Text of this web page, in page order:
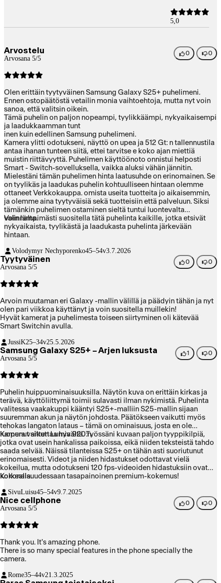
5,0
Arvostelu
Arvosana 5/5
0 0
Olen erittäin tyytyväinen Samsung Galaxy S25+ puhelimeni.
Ennen ostopäätöstä vetailin monia vaihtoehtoja, mutta nyt voin
sanoa, että valitsin oikein.
Tämä puhelin on paljon nopeampi, tyylikkäämpi, nykyaikaisempi
ja laadukkaamman tunt
inen kuin edellinen Samsung puhelimeni.
Kamera ylitti odotukseni, näyttö on upea ja 512 Gt: n tallennustila
antaa ihanan tunteen siitä, ettei tarvitse e koko ajan miettiä
muistin riittävyyttä. Puhelimen käyttöönoto onnistui helposti
Smart - Switch-sovelluksella, vaikka aluksi vähän jännitin.
Mielestäni tämän puhelimen hinta laatusuhde on erinomainen. Se
on tyylikäs ja laadukas puhelin kohtuulliseen hintaan olemme
ottaneet Verkkokauppa. omista useita tuotteita jo aikaisemmin,
ja olemme aina tyytyväisiä sekä tuotteisiin että palveluun. Siksi
tämänkin puhelimen ostaminen sieltä tuntui luontevalta
valinnalta.
Voin lämpimästi suositella tätä puhelinta kaikille, jotka etsivät
nykyaikaista, tyylikästä ja laadukasta puhelinta järkevään
hintaan.
Volodymyr Nechyporenko45–54v3.7.2026
Tyytyväinen
Arvosana 5/5
0 0
Arvoin muutaman eri Galaxy -mallin välillä ja päädyin tähän ja nyt
olen pari viikkoa käyttänyt ja voin suositella muillekin!
Hyvät kamerat ja puhelimesta toiseen siirtyminen oli kätevää
Smart Switchin avulla.
JussiK25–34v25.5.2026
Samsung Galaxy S25+ – Arjen luksusta
Arvosana 5/5
1 0
Puhelin huippuominaisuuksilla. Näytön kuva on erittäin kirkas ja
terävä, käyttöliittymä toimii sulavasti ilman nykimistä. Puhelinta
valitessa vaakakuppi kääntyi S25+-malliin S25-mallin sijaan
suuremman akun ja näytön johdosta. Päätökseen vaikutti myös
tehokas langaton lataus – tämä on ominaisuus, josta en ole
luopunut sitten Lumia 920:n.
Kamera vaikuttaa hyvältä. Työssäni kuvaan paljon tyyppikilpiä,
jotka ovat usein hankalissa paikoissa, eikä niiden teksteistä tahdo
saada selvää. Näissä tilanteissa S25+ on tähän asti suoriutunut
erinomaisesti. Videot ja niiden hidastukset odottavat vielä
kokeilua, mutta odotukseni 120 fps-videoiden hidastuksiin ovat
korkealla.
Kokonaisuudessaan tasapainoinen premium-kokemus!
SivuLuisu45–54v9.7.2025
Nice cellphone
Arvosana 5/5
0 0
Thank you. It's amazing phone.
There is so many special features in the phone specially the
camera.
Rome35–44v21.3.2025